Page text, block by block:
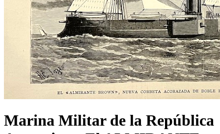
Marina Militar de la República